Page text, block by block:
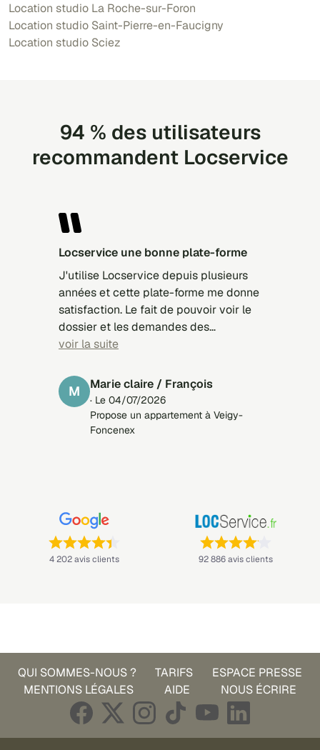
Location studio La Roche-sur-Foron
Location studio Saint-Pierre-en-Faucigny
Location studio Sciez
94 % des utilisateurs
recommandent Locservice
locservice une bonne plate-forme
J'utilise Locservice depuis plusieurs
années et cette plate-forme me donne
satisfaction. Le fait de pouvoir voir le
dossier et les demandes des
candidats est très intéressant. Je
avec Locservice qu'avec des plate-
formes payantes.
voir la suite
M Marie claire / François
· Le 04/07/2026
Propose un appartement à Veigy-
Foncenex
Note : 4,4 sur 5 —
4 202 avis clients Note : 4,1 sur 5 —
92 886 avis clients
QUI SOMMES-NOUS ? TARIFS
ESPACE PRESSE
MENTIONS LÉGALES
AIDE NOUS ÉCRIRE